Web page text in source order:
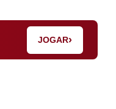
JOGAR›